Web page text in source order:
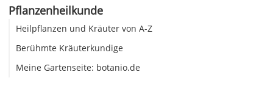
Pflanzenheilkunde
Heilpflanzen und Kräuter von A-Z
Berühmte Kräuterkundige
Meine Gartenseite: botanio.de